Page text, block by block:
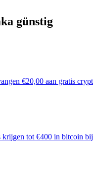
günstig
€20,00 aan gratis
krijgen tot €400 in bitcoin